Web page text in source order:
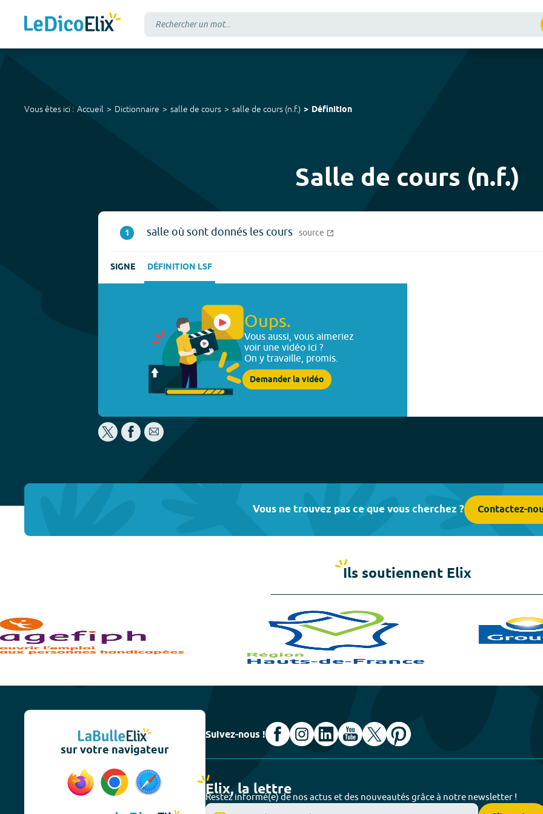
Vous êtes ici : Accueil Dictionnaire salle de cours salle de cours (n.f.) Définition
Salle de cours (n.f.)
1 salle où sont donnés les cours source
SIGNE DÉFINITION LSF
Oups.
Vous aussi, vous aimeriez
voir une vidéo ici ?
On y travaille, promis.
Demander la vidéo
Vous ne trouvez pas ce que vous cherchez ? Contactez-
Ils soutiennent Elix
sur votre navigateur
Suivez-nous !
Elix, la lettre
Restez informé(e) de nos actus et des nouveautés grâce à notre newsletter !